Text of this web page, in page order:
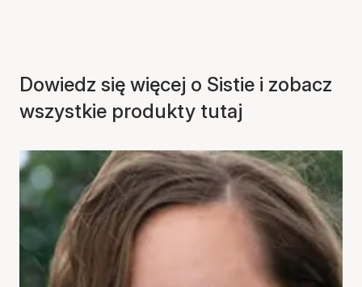
Dowiedz się więcej o Sistie i zobacz
wszystkie produkty tutaj